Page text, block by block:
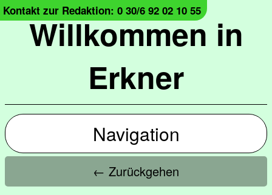
Willkommen in
Erkner
Kontakt zur Redaktion: 0 30/6 92 02 10 55
Navigation
← Zurückgehen